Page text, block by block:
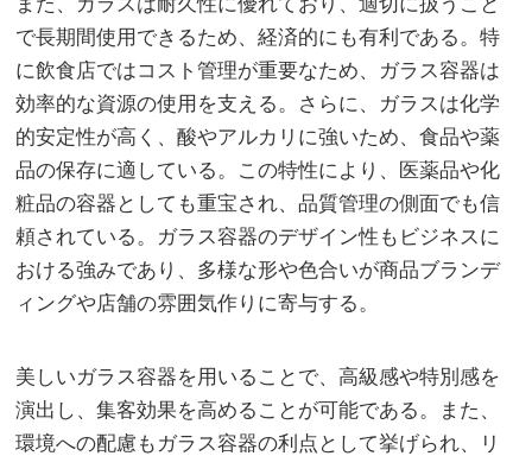
で長期間使用できるため、経済的にも有利である。特
に飲食店ではコスト管理が重要なため、ガラス容器は
効率的な資源の使用を支える。さらに、ガラスは化学
的安定性が高く、酸やアルカリに強いため、食品や薬
品の保存に適している。この特性により、医薬品や化
粧品の容器としても重宝され、品質管理の側面でも信
頼されている。ガラス容器のデザイン性もビジネスに
おける強みであり、多様な形や色合いが商品ブランデ
ィングや店舗の雰囲気作りに寄与する。
美しいガラス容器を用いることで、高級感や特別感を
演出し、集客効果を高めることが可能である。また、
環境への配慮もガラス容器の利点として挙げられ、リ